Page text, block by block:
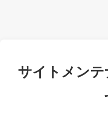
サイトメン